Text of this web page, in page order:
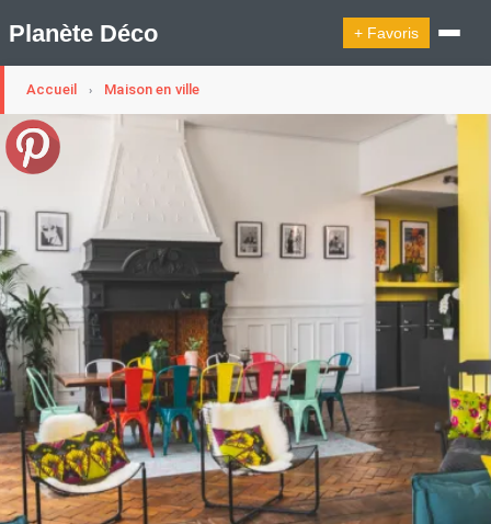
Planète Déco + Favoris
🛍︎ Shop Planète Déco
Appartement Design Cabanes
Decoration Noël
Design Suédois En Quelques Photos
Idées Déco En 10 Photos
La Semaine Décoration Et Design
Maison En Ville
Méli-Mélo Suédois
Publi Reportage
Tendance
Interieurs Scandinaves
La Décoration Selon Votre Signe Astrologique
Les Trouvailles Déco Du Jour
Loft
Maison Appartement Écologique
Maison Container/container House
Maison D'hôtes
Maison Et Appartement Vintage
On Décode La Déco
Petite Surface
Piscine Question De Style
Renovation
Accueil › Maison en ville